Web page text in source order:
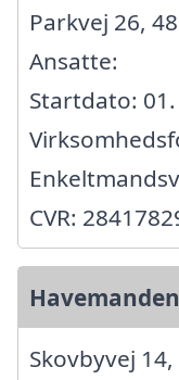
Parkvej 26,
Ansatte:
Startdato:
CVR:
Havemanden
Skovbyvej